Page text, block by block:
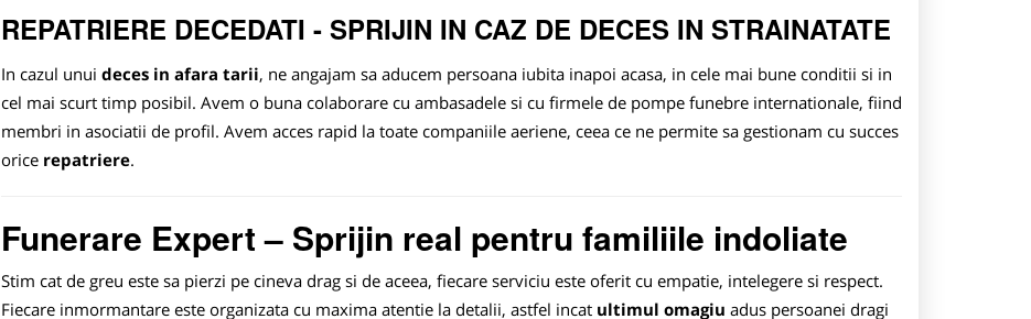
REPATRIERE DECEDATI - SPRIJIN IN CAZ DE DECES IN STRAINATATE
In cazul unui deces in afara tarii, ne angajam sa aducem persoana iubita inapoi acasa, in cele mai bune conditii si in
cel mai scurt timp posibil. Avem o buna colaborare cu ambasadele si cu firmele de pompe funebre internationale, fiind
membri in asociatii de profil. Avem acces rapid la toate companiile aeriene, ceea ce ne permite sa gestionam cu succes
orice repatriere.
Funerare Expert – Sprijin real pentru familiile indoliate
Stim cat de greu este sa pierzi pe cineva drag si de aceea, fiecare serviciu este oferit cu empatie, intelegere si respect.
Fiecare inmormantare este organizata cu maxima atentie la detalii, astfel incat ultimul omagiu adus persoanei dragi